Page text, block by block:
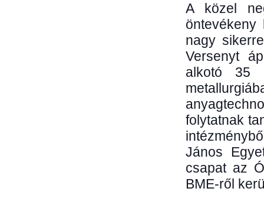
A közel
nagy
Versenyt
alkotó 35
folytatnak
János
csapat az
BME-ről